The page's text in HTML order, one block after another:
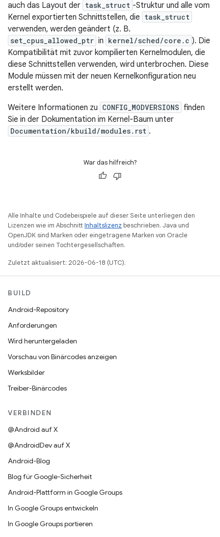
auch das Layout der task_struct -Struktur und alle vom
Kernel exportierten Schnittstellen, die task_struct
verwenden, werden geändert (z. B.
set_cpus_allowed_ptr in kernel/sched/core.c ). Die
Kompatibilität mit zuvor kompilierten Kernelmodulen, die
diese Schnittstellen verwenden, wird unterbrochen. Diese
Module müssen mit der neuen Kernelkonfiguration neu
erstellt werden.
Weitere Informationen zu CONFIG_MODVERSIONS finden
Sie in der Dokumentation im Kernel-Baum unter
Documentation/kbuild/modules.rst .
War das hilfreich?
Alle Inhalte und Codebeispiele auf dieser Seite unterliegen den
Lizenzen wie im AbschnittInhaltslizenz beschrieben. Java und
OpenJDK sind Marken oder eingetragene Marken von Oracle
und/oder seinen Tochtergesellschaften.
Zuletzt aktualisiert: 2026-06-18 (UTC).
BUILD
Android-Repository
Anforderungen
Wird heruntergeladen
Vorschau von Binärcodes anzeigen
Werksbilder
Treiber-Binärcodes
VERBINDEN
@Android auf X
@AndroidDev auf X
Android-Blog
Blog für Google-Sicherheit
Android-Plattform in Google Groups
In Google Groups entwickeln
In Google Groups portieren